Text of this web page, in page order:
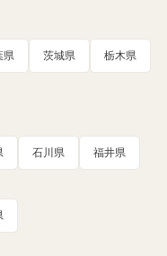
県 茨城県 栃木県
石川県 福井県